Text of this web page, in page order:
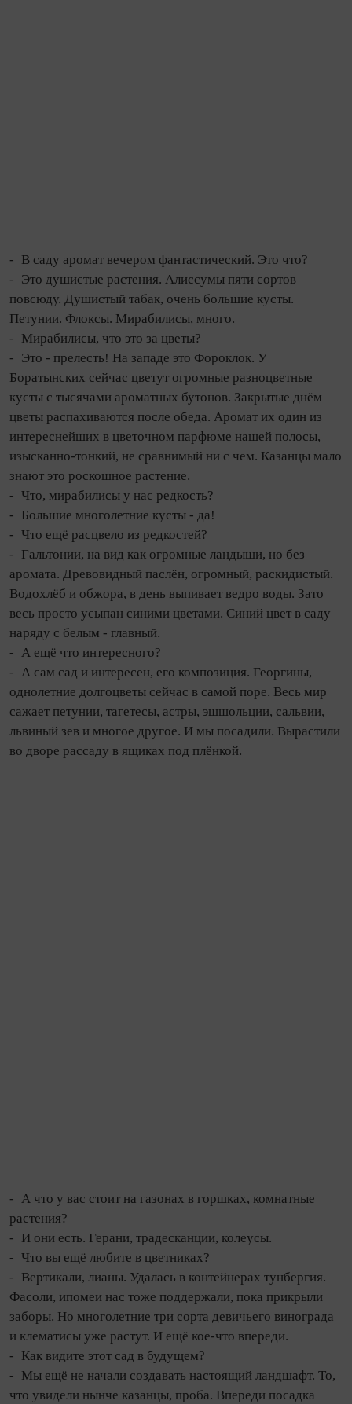
- В саду аромат вечером фантастический. Это что?
- Это душистые растения. Алиссумы пяти сортов
повсюду. Душистый табак, очень большие кусты.
Петунии. Флоксы. Мирабилисы, много.
- Мирабилисы, что это за цветы?
- Это - прелесть! На западе это Фороклок. У
Боратынских сейчас цветут огромные разноцветные
кусты с тысячами ароматных бутонов. Закрытые днём
цветы распахиваются после обеда. Аромат их один из
интереснейших в цветочном парфюме нашей полосы,
изысканно‑тонкий, не сравнимый ни с чем. Казанцы мало
знают это роскошное растение.
- Что, мирабилисы у нас редкость?
- Большие многолетние кусты - да!
- Что ещё расцвело из редкостей?
- Гальтонии, на вид как огромные ландыши, но без
аромата. Древовидный паслён, огромный, раскидистый.
Водохлёб и обжора, в день выпивает ведро воды. Зато
весь просто усыпан синими цветами. Синий цвет в саду
наряду с белым - главный.
- А ещё что интересного?
- А сам сад и интересен, его композиция. Георгины,
однолетние долгоцветы сейчас в самой поре. Весь мир
сажает петунии, тагетесы, астры, эшшольции, сальвии,
львиный зев и многое другое. И мы посадили. Вырастили
во дворе рассаду в ящиках под плёнкой.
- А что у вас стоит на газонах в горшках, комнатные
растения?
- И они есть. Герани, традесканции, колеусы.
- Что вы ещё любите в цветниках?
- Вертикали, лианы. Удалась в контейнерах тунбергия.
Фасоли, ипомеи нас тоже поддержали, пока прикрыли
заборы. Но многолетние три сорта девичь­его винограда
и клематисы уже растут. И ещё кое‑что впереди.
- Как видите этот сад в будущем?
- Мы ещё не начали создавать настоящий ландшафт. То,
что увидели нынче казанцы, проба. Впереди посадка